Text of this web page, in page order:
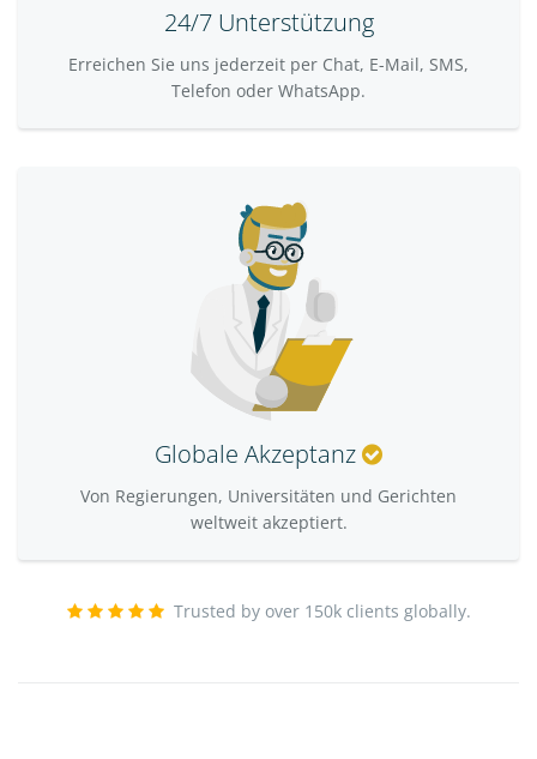
24/7 Unterstützung
Erreichen Sie uns jederzeit per Chat, E-Mail, SMS,
Telefon oder WhatsApp.
Globale Akzeptanz
Von Regierungen, Universitäten und Gerichten
weltweit akzeptiert.
Trusted by over 150k clients globally.